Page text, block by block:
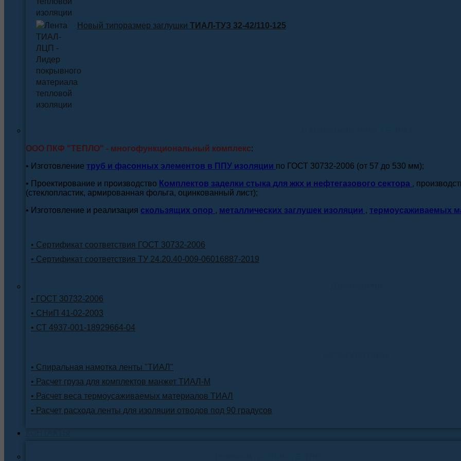
Новый типоразмер заглушки ТИАЛ-ТУЗ 32-42/110-125
ООО ПКФ "ТЕПЛО" - многофункциональный комплекс:
• Изготовление труб и фасонных элементов в ППУ изоляции по ГОСТ 30732-2006 (от 57 до 530 мм);
• Проектирование и производство Комплектов заделки стыка для жкх и нефтегазового сектора ,
(стеклопластик, армированная фольга, оцинкованный лист);
• Изготовление и реализация скользящих опор , металлических заглушек изоляции , термоусаживаемых
• Сертификат соответствия ГОСТ 30732-2006
• Сертификат соответствия ТУ 24.20.40-009-06016887-2019
• ГОСТ 30732-2006
• СНиП 41-02-2003
• СТ 4937-001-18929664-04
• Спиральная намотка ленты "ТИАЛ"
• Расчет груза для комплектов манжет ТИАЛ-М
• Расчет веса термоусаживаемых материалов ТИАЛ
• Расчет расхода ленты для изоляции отводов под 90 градусов